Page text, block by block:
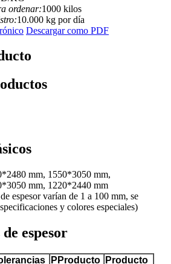
ordenar:1000 kilos
10.000 kg por día
Descargar como PDF
mm, 1550*3050 mm,
mm, 1220*2440 mm
espesor varían de 1 a 100 mm, se
y colores especiales)
espesor
P Producto
Producto